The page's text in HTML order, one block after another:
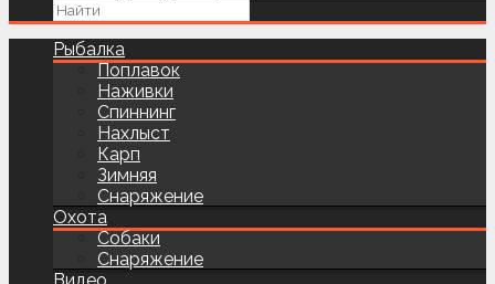
Рыбалка
Поплавок
Наживки
Спиннинг
Нахлыст
Карп
Зимняя
Снаряжение
Охота
Собаки
Снаряжение